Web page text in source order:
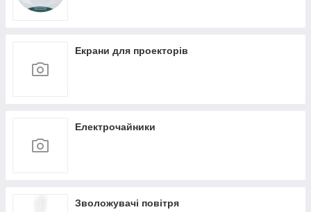
Екрани для проекторів
Електрочайники
Зволожувачі повітря